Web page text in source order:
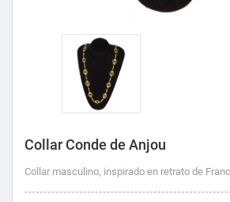
Collar Conde de Anjou
Collar masculino, inspirado en retrato de